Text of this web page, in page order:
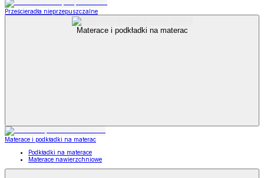
Prześcieradła nieprzepuszczalne
Materace i podkładki na materac
Materace i podkładki na materac
Podkładki na materace
Materace nawierzchniowe